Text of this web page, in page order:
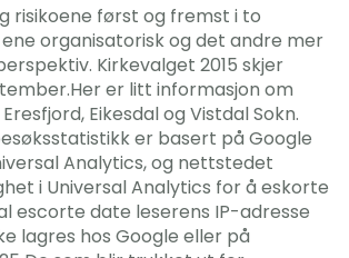
risikoene først og fremst i to
organisatorisk og det andre mer
Kirkevalget 2015 skjer
er litt informasjon om
Eikesdal og Vistdal Sokn.
er basert på Google
Analytics, og nettstedet
i Universal Analytics for å eskorte
escorte date leserens IP-adresse
lagres hos Google eller på